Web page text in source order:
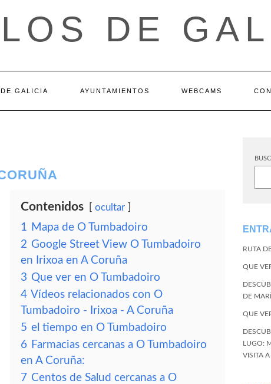
DE
GALICIA AYUNTAMIENTOS WEBCAMS
Contenidos ocultar
1 Mapa de O Tumbadoiro
2 Google Street View O Tumbadoiro
en Irixoa en A Coruña
3 Que ver en O Tumbadoiro
4 Vídeos relacionados con O
Tumbadoiro - Irixoa - A Coruña
5 el tiempo en O Tumbadoiro
6 Farmacias cercanas a O Tumbadoiro
en A Coruña:
7 Centos de Salud cercanas a O
RUTA
QUE
DE
QUE
LUGO:
VISITA